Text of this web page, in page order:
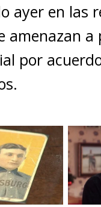
n
g
e
r
r Li
n
k
ayer en las
amenazan a
por